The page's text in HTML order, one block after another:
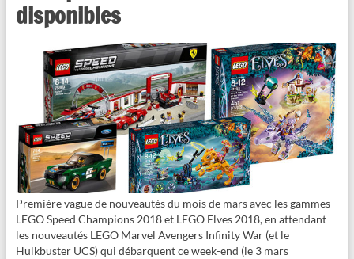
disponibles
Première vague de nouveautés du mois de mars avec les gammes
LEGO Speed Champions 2018 et LEGO Elves 2018, en attendant
les nouveautés LEGO Marvel Avengers Infinity War (et le
Hulkbuster UCS) qui débarquent ce week-end (le 3 mars